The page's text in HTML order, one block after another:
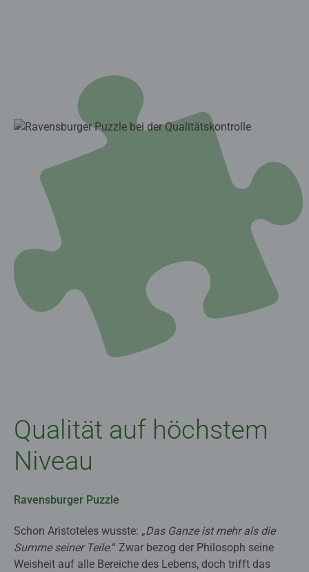
Qualität auf höchstem
Niveau
Ravensburger Puzzle
Schon Aristoteles wusste: „Das Ganze ist mehr als die
Summe seiner Teile.“ Zwar bezog der Philosoph seine
Weisheit auf alle Bereiche des Lebens, doch trifft das